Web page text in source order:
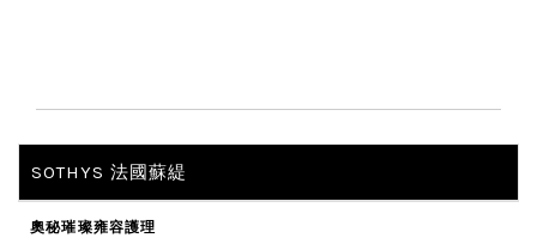
SOTHYS 法國蘇緹
奧秘璀璨雍容護理